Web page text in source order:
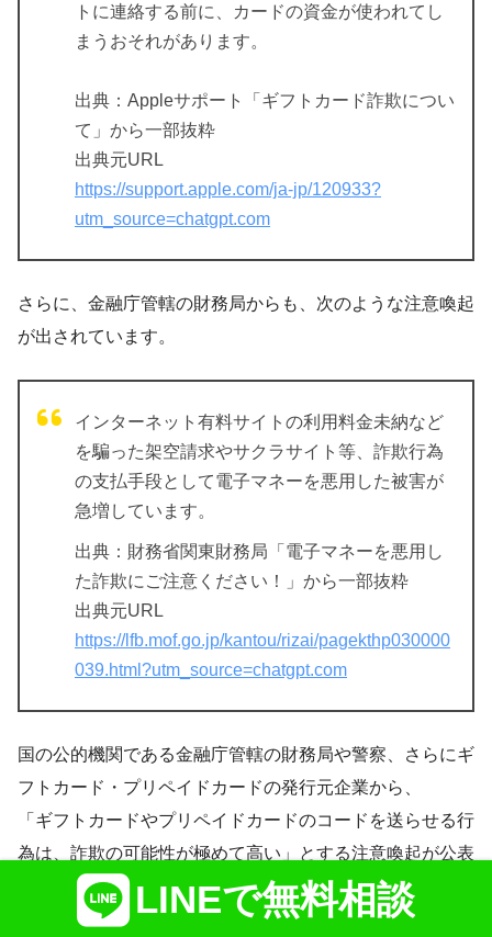
トに連絡する前に、カードの資金が使われてし
まうおそれがあります。
出典：Appleサポート「ギフトカード詐欺につい
て」から一部抜粋
出典元URL
https://support.apple.com/ja-jp/120933?
utm_source=chatgpt.com
さらに、金融庁管轄の財務局からも、次のような注意喚起
が出されています。
インターネット有料サイトの利用料金未納など
を騙った架空請求やサクラサイト等、詐欺行為
の支払手段として電子マネーを悪用した被害が
急増しています。
出典：財務省関東財務局「電子マネーを悪用し
た詐欺にご注意ください！」から一部抜粋
出典元URL
https://lfb.mof.go.jp/kantou/rizai/pagekthp030000
039.html?utm_source=chatgpt.com
国の公的機関である金融庁管轄の財務局や警察、さらにギ
フトカード・プリペイドカードの発行元企業から、
「ギフトカードやプリペイドカードのコードを送らせる行
為は、詐欺の可能性が極めて高い」とする注意喚起が公表
されています。LINEで無料相談